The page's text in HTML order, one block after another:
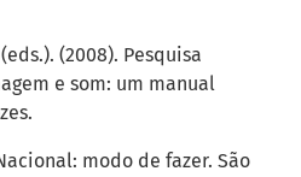
(2008). Pesquisa
e som: um manual
modo de fazer. São